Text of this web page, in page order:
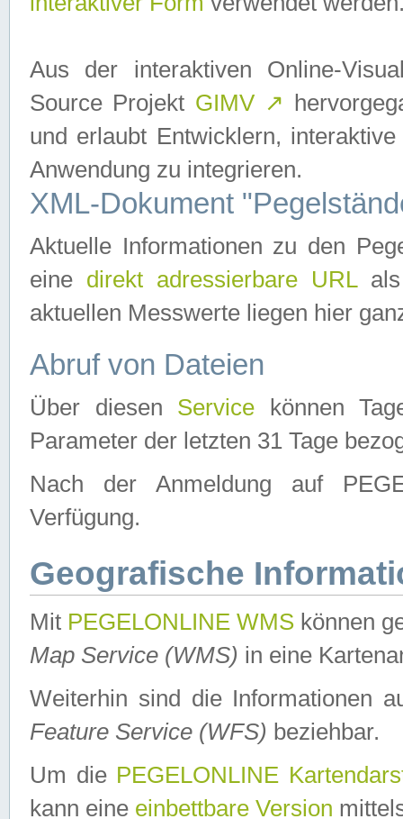
Aus der interaktiven Online-
Source Projekt GIMV ↗
und erlaubt Entwicklern,
Anwendung zu integrieren.
XML-Dokument
Aktuelle Informationen zu den
eine direkt adressierbare URLals
aktuellen Messwerte liegen hier
Abruf von Dateien
Über diesen Service können
Parameter der letzten 31 Tage
Nach der Anmeldung auf
Verfügung.
Geografische
Mit PEGELONLINE WMS können
Map Service (WMS) in eine
Weiterhin sind die Informationen
Feature Service (WFS) beziehbar.
Um die PEGELONLINE
kann eine einbettbare Version